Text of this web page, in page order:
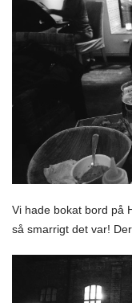
Vi hade bokat bord på
så smarrigt det var!